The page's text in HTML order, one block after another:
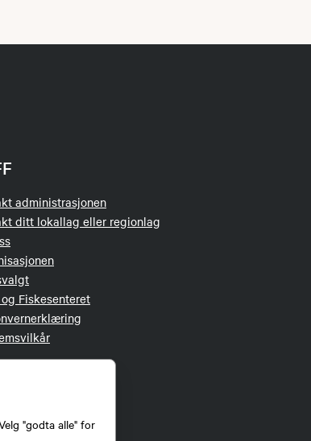
"godta alle" for
administrasjonen
ditt lokallag eller regionlag
Fiskesenteret